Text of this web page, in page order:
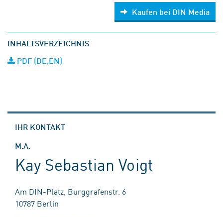
Kaufen bei DIN Media
INHALTSVERZEICHNIS
PDF (DE,EN)
IHR KONTAKT
M.A.
Kay Sebastian Voigt
Am DIN-Platz, Burggrafenstr. 6
10787 Berlin